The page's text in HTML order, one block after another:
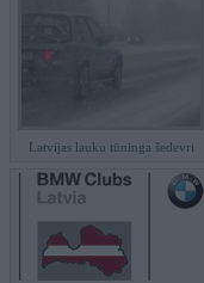
Latvijas lauku tūninga šedevri